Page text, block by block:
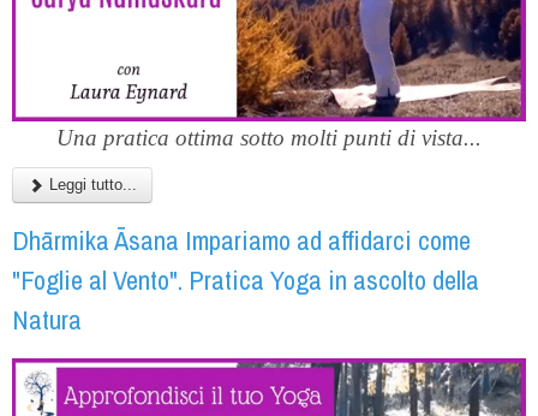
Una pratica ottima sotto molti punti di vista...
Leggi tutto...
Dhārmika Āsana Impariamo ad affidarci come
"Foglie al Vento". Pratica Yoga in ascolto della
Natura